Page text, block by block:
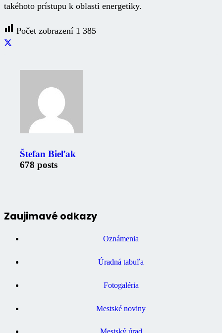
takéhoto prístupu k oblasti energetiky.
Počet zobrazení 1 385
Štefan Bieľak
678 posts
Zaujimavé odkazy
Oznámenia
Úradná tabuľa
Fotogaléria
Mestské noviny